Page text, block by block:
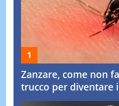
Zanzare, come non
trucco per diventare